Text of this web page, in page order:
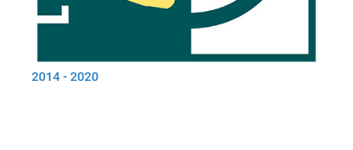
2014 - 2020